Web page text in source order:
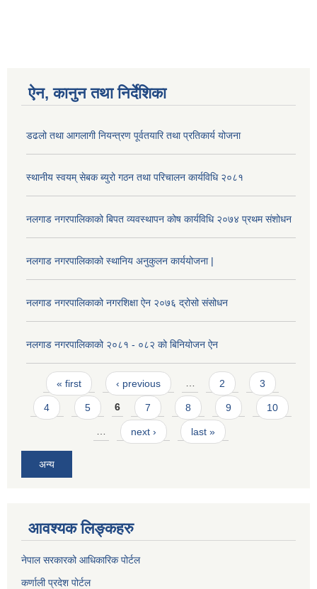
ऐन, कानुन तथा निर्देशिका
डढलो तथा आगलागी नियन्त्रण पूर्वतयारि तथा प्रतिकार्य योजना
स्थानीय स्वयम् सेबक ब्युरो गठन तथा परिचालन कार्यविधि २०८१
नलगाड नगरपालिकाको बिपत व्यवस्थापन कोष कार्यविधि २०७४ प्रथम संशोधन
नलगाड नगरपालिकाको स्थानिय अनुकुलन कार्ययोजना |
नलगाड नगरपालिकाको नगरशिक्षा ऐन २०७६ द्रोसो संसोधन
नलगाड नगरपालिकाको २०८१ - ०८२ को बिनियोजन ऐन
Pages
« first ‹ previous … 2 3
4 5 6 7 8 9 10
… next › last »
अन्य
आवश्यक लिङ्कहरु
नेपाल सरकारको आधिकारिक पोर्टल
कर्णाली प्रदेश पोर्टल